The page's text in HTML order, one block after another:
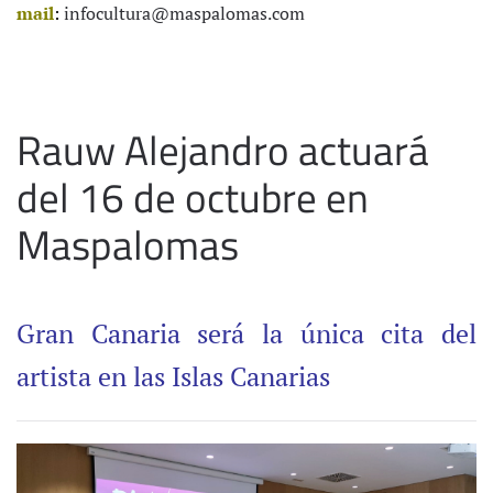
mail: infocultura@maspalomas.com
Rauw Alejandro actuará
del 16 de octubre en
Maspalomas
Gran Canaria será la única cita del
artista en las Islas Canarias